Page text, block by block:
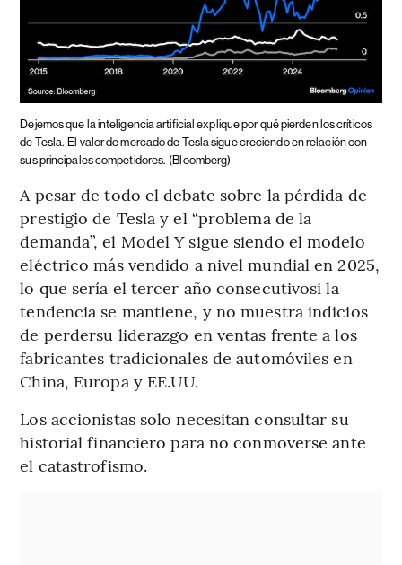
Dejemos que la inteligencia artificial explique por qué pierden los críticos
de Tesla. El valor de mercado de Tesla sigue creciendo en relación con
sus principales competidores. (Bloomberg)
A pesar de todo el debate sobre la pérdida de
prestigio de Tesla y el “problema de la
demanda”, el Model Y sigue siendo el modelo
eléctrico más vendido a nivel mundial en 2025,
lo que sería el tercer año consecutivosi la
tendencia se mantiene, y no muestra indicios
de perdersu liderazgo en ventas frente a los
fabricantes tradicionales de automóviles en
China, Europa y EE.UU.
Los accionistas solo necesitan consultar su
historial financiero para no conmoverse ante
el catastrofismo.